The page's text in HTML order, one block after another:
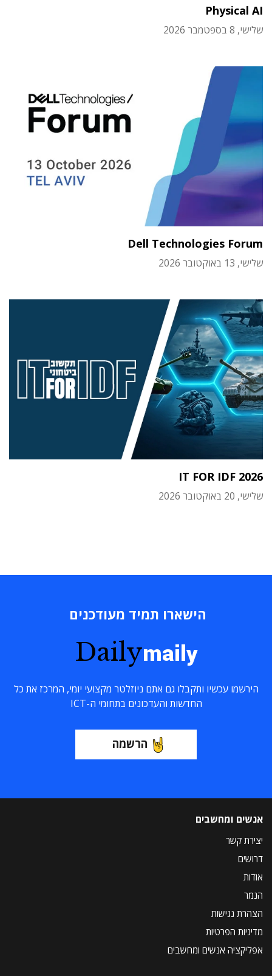
Physical AI
שלישי, 8 בספטמבר 2026
Dell Technologies Forum
שלישי, 13 באוקטובר 2026
IT FOR IDF 2026
שלישי, 20 באוקטובר 2026
הישארו תמיד מעודכנים
Dailymaily
הירשמו עכשיו ותקבלו גם אתם ניוזלטר מקצועי יומי, המרכז את כל
החדשות והעדכונים בתחומי ה-ICT
הרשמה
אנשים ומחשבים
יצירת קשר
דרושים
אודות
הנמר
הצהרת נגישות
מדיניות הפרטיות
אפליקציה אנשים ומחשבים